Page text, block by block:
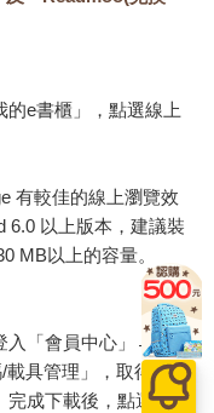
e書櫃」，點選線上
有較佳的線上瀏覽效
6.0 以上版本，建議裝
MB以上的容量。
入「會員中心」→「我
具管理」，取得通行
完成下載後，點選任一